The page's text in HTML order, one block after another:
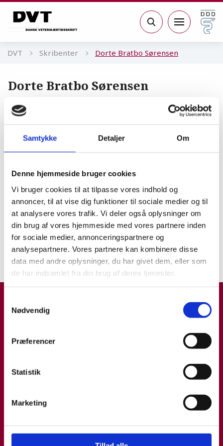
Samtykke Detaljer Om
Denne hjemmeside bruger cookies
Vi bruger cookies til at tilpasse vores indhold og
annoncer, til at vise dig funktioner til sociale medier og til
at analysere vores trafik. Vi deler også oplysninger om
din brug af vores hjemmeside med vores partnere inden
for sociale medier, annonceringspartnere og
analysepartnere. Vores partnere kan kombinere disse
data med andre oplysninger, du har givet dem, eller som
de har indsamlet fra din brug af deres tjenester.
Nødvendig
Præferencer
Statistik
Marketing
Søg
DVT Skribenter Dorte Bratbo Sørensen
Dorte Bratbo Sørensen
Kursusansvarlig på
Biomedicindifferentieringen, Institut for
Veterinær- og Husdyrvidenskab, Sektion
for Præklinisk Sygdomsbiologi
Uddannelse
Veterinæren i life science:
Forskning med dyret i
centrum
21.05.24 INDBLIK